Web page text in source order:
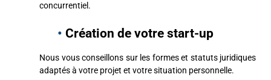
concurrentiel.
• Création de votre start-up
Nous vous conseillons sur les formes et statuts juridiques
adaptés à votre projet et votre situation personnelle.